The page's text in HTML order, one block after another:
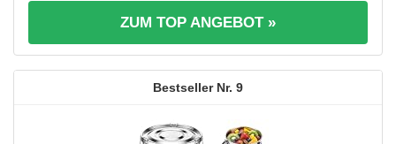
ZUM TOP ANGEBOT »
9